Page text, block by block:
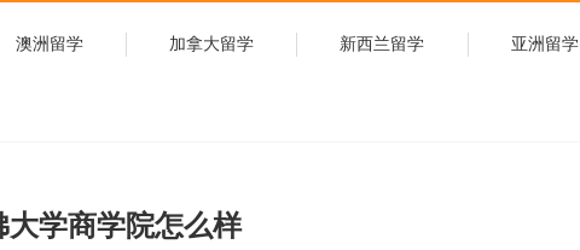
澳洲留学 加拿大留学 新西兰留学 亚洲留学
大学商学院怎么样